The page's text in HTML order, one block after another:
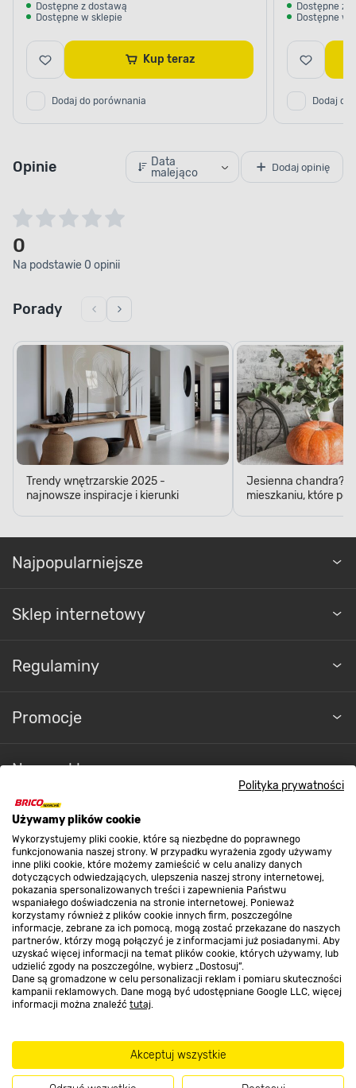
Polityka prywatności
Używamy plików cookie
Wykorzystujemy pliki cookie, które są niezbędne do poprawnego
funkcjonowania naszej strony. W przypadku wyrażenia zgody używamy
inne pliki cookie, które możemy zamieścić w celu analizy danych
dotyczących odwiedzających, ulepszenia naszej strony internetowej,
pokazania spersonalizowanych treści i zapewnienia Państwu
wspaniałego doświadczenia na stronie internetowej. Ponieważ
korzystamy również z plików cookie innych firm, poszczególne
informacje, zebrane za ich pomocą, mogą zostać przekazane do naszych
partnerów, którzy mogą połączyć je z informacjami już posiadanymi. Aby
uzyskać więcej informacji na temat plików cookie, których używamy, lub
udzielić zgody na poszczególne, wybierz „Dostosuj”.
Dane są gromadzone w celu personalizacji reklam i pomiaru skuteczności
kampanii reklamowych. Dane mogą być udostępniane Google LLC, więcej
informacji można znaleźć tutaj.
Akceptuj wszystkie
Dostępne z dostawą
Dostępne w sklepie
Kup teraz
Dodaj do porównania
Dostępne z
Dostępne w
Dodaj do
Opinie
Data
malejąco
Dodaj opinię
0
Na podstawie 0 opinii
Porady
Trendy wnętrzarskie 2025 -
najnowsze inspiracje i kierunki
Jesienna chandra?
mieszkaniu, które
Najpopularniejsze
Sklep internetowy
Regulaminy
Promocje
Nasze sklepy
O nas
Kontakt do sklepu
Strefa biznesu
Dołącz do nas
Metody płatności